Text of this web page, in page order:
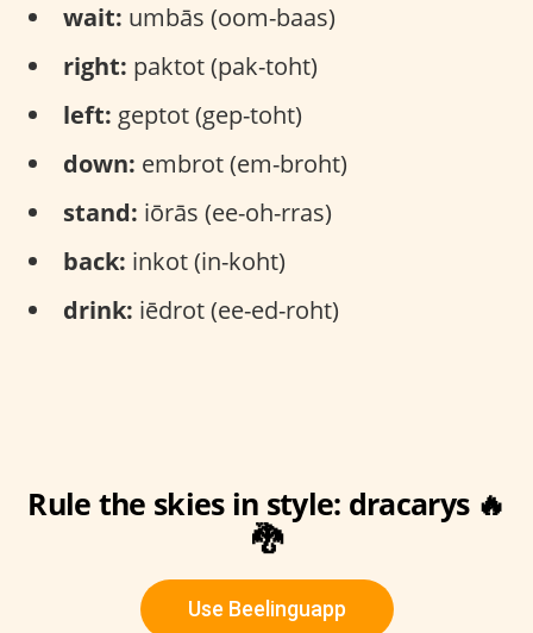
wait: umbās (oom-baas)
right: paktot (pak-toht)
left: geptot (gep-toht)
down: embrot (em-broht)
stand: iōrās (ee-oh-rras)
back: inkot (in-koht)
drink: iēdrot (ee-ed-roht)
Rule the skies in style: dracarys 🔥
🐉
Use Beelinguapp